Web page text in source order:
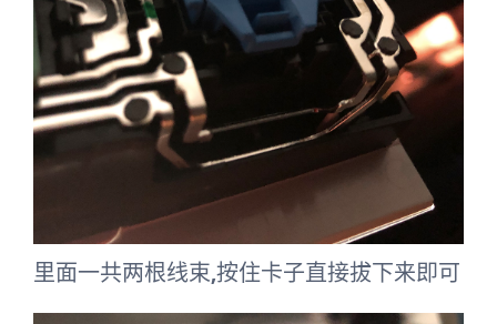
里面一共两根线束,按住卡子直接拔下来即可